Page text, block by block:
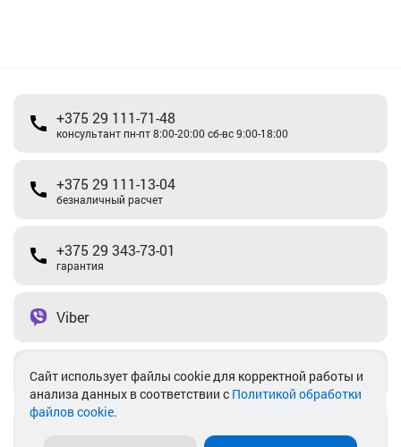
+375 29 111-71-48
консультант пн-пт 8:00-20:00 сб-вс 9:00-18:00
+375 29 111-13-04
безналичный расчет
+375 29 343-73-01
гарантия
Viber
Telegram
Cайт использует файлы cookie для корректной работы и
анализа данных в соответствии с Политикой обработки
файлов cookie.